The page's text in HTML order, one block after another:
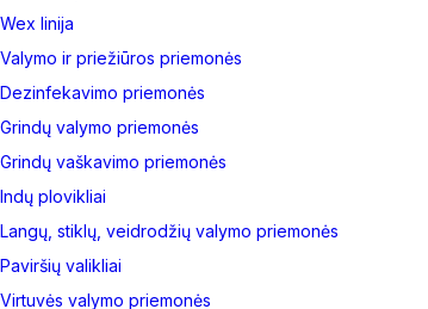
Wex linija
Valymo ir priežiūros priemonės
Dezinfekavimo priemonės
Grindų valymo priemonės
Grindų vaškavimo priemonės
Indų plovikliai
Langų, stiklų, veidrodžių valymo priemonės
Paviršių valikliai
Virtuvės valymo priemonės